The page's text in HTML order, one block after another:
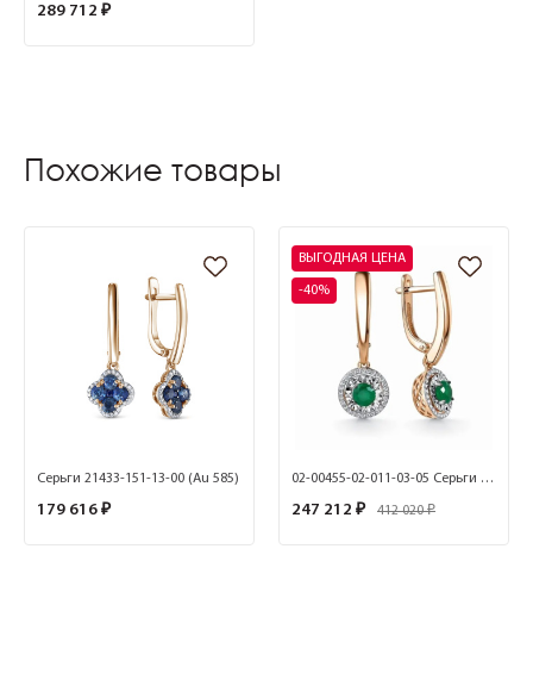
289 712 ₽
Похожие товары
Серьги 21433-151-13-00 (Au 585)
179 616 ₽
ВЫГОДНАЯ ЦЕНА
-40%
02-00455-02-011-03-05 Серьги (585)
247 212 ₽ 412 020 ₽